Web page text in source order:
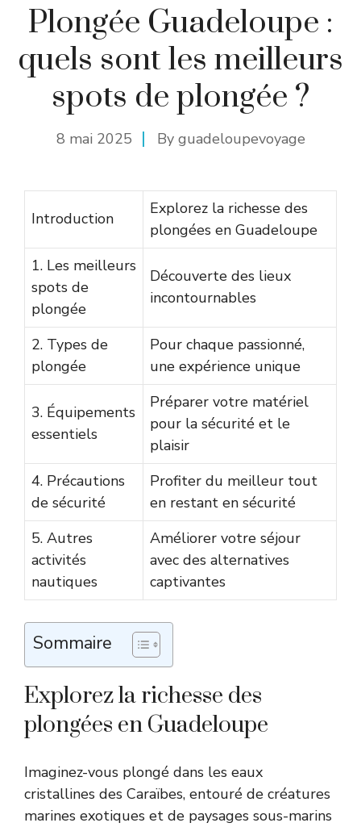
Plongée Guadeloupe :
quels sont les meilleurs
spots de plongée ?
8 mai 2025 By guadeloupevoyage
Introduction
Explorez la richesse des
plongées en Guadeloupe
1. Les meilleurs
spots de
plongée
Découverte des lieux
incontournables
2. Types de
plongée
Pour chaque passionné,
une expérience unique
3. Équipements
essentiels
Préparer votre matériel
pour la sécurité et le
plaisir
4. Précautions
de sécurité
Profiter du meilleur tout
en restant en sécurité
5. Autres
activités
nautiques
Améliorer votre séjour
avec des alternatives
captivantes
Sommaire
Explorez la richesse des
plongées en Guadeloupe
Imaginez-vous plongé dans les eaux
cristallines des Caraïbes, entouré de créatures
marines exotiques et de paysages sous-marins